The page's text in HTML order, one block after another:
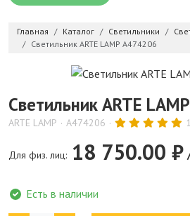
Главная Каталог Светильники
Светильник ARTE LAMP A474206
Светильник ARTE
ARTE LAMP A474206
Для физ. лиц: 18 750.00 ₽
Есть в наличии